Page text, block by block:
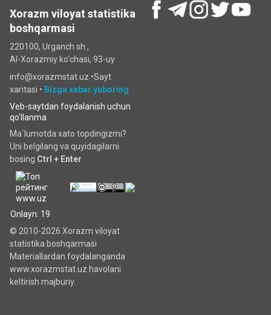
Xorazm viloyat statistika
boshqarmasi
220100, Urganch sh.,
Al-Xorazmiy ko‘chаsi, 93-uy
info@xorazmstat.uz •Sayt
xaritasi • Bizga xabar yuboring
Veb-saytdan foydalanish uchun
qo'llanma
Ma`lumotda xato topdingizmi?
Uni belgilang va quyidagilarni
bosing Ctrl + Enter
Onlayn: 19
© 2010-2026 Xorazm viloyat
statistika boshqarmasi
Materiallardan foydalanganda
www.xorazmstat.uz havolani
keltirish majburiy.